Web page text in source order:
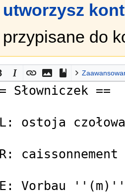
utworzysz
przypisane do